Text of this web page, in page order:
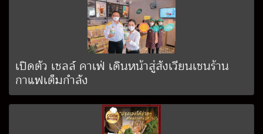
เปิดตัว เชลล์ คาเฟ่ เดินหน้าสู่สังเวียนเชนร้าน
กาแฟเต็มกำลัง